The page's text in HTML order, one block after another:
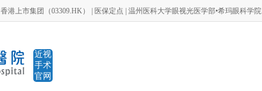
香港上市集团（03309.HK） | 医保定点 | 温州医科大学眼视光医学部•希玛眼科学院
近视
手术
官网